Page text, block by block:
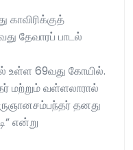
காவிரிக்குத்
தேவாரப் பாடல்
உள்ள 69வது கோயில்.
மற்றும் வள்ளலாரால்
தனது
என்று